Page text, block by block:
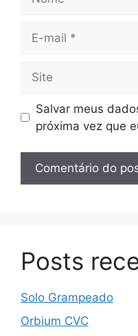
mail
Salvar meus
próxima vez que
Posts
Solo Grampeado
Orbium CVC